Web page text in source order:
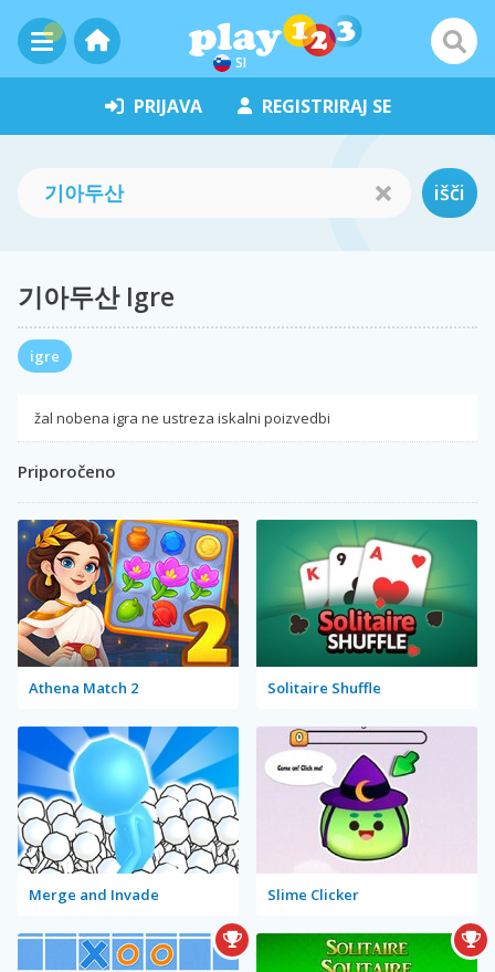
SI
PRIJAVA REGISTRIRAJ SE
išči
기아두산 Igre
igre
žal nobena igra ne ustreza iskalni poizvedbi
Priporočeno
Athena Match 2 Solitaire Shuffle
Merge and Invade Slime Clicker